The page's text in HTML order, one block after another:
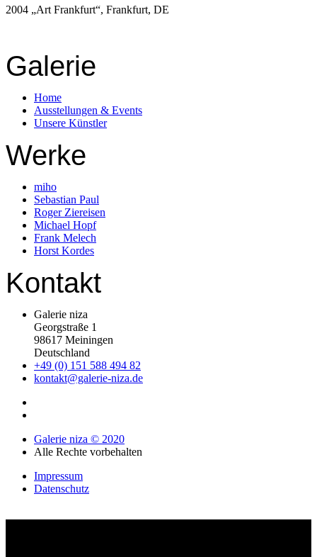
2004 „Art Frankfurt“, Frankfurt, DE
Galerie
Home
Ausstellungen & Events
Unsere Künstler
Werke
miho
Sebastian Paul
Roger Ziereisen
Michael Hopf
Frank Melech
Horst Kordes
Kontakt
Galerie niza
Georgstraße 1
98617 Meiningen
Deutschland
+49 (0) 151 588 494 82
kontakt@galerie-niza.de
Galerie niza © 2020
Alle Rechte vorbehalten
Impressum
Datenschutz